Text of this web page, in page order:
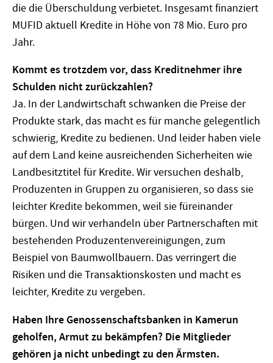
die die Überschuldung verbietet. Insgesamt finanziert
MUFID aktuell Kredite in Höhe von 78 Mio. Euro pro
Jahr.
Kommt es trotzdem vor, dass Kreditnehmer ihre
Schulden nicht zurückzahlen?
Ja. In der Landwirtschaft schwanken die Preise der
Produkte stark, das macht es für manche gelegentlich
schwierig, Kredite zu bedienen. Und leider haben viele
auf dem Land keine ausreichenden Sicherheiten wie
Landbesitztitel für Kredite. Wir versuchen deshalb,
Produzenten in Gruppen zu organisieren, so dass sie
leichter Kredite bekommen, weil sie füreinander
bürgen. Und wir verhandeln über Partnerschaften mit
bestehenden Produzentenvereinigungen, zum
Beispiel von Baumwollbauern. Das verringert die
Risiken und die Transaktionskosten und macht es
leichter, Kredite zu vergeben.
Haben Ihre Genossenschaftsbanken in Kamerun
geholfen, Armut zu bekämpfen? Die Mitglieder
gehören ja nicht unbedingt zu den Ärmsten.